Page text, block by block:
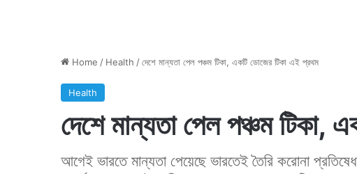
Home / Health /দেশে মান্যতা পেল পঞ্চম টিকা, একটি ডোজের টিকা এই প্রথম
Health
দেশে মান্যতা পেল পঞ্চম টিকা,
আগেই ভারতে মান্যতা পেয়েছে ভারতেই তৈরি করোনা